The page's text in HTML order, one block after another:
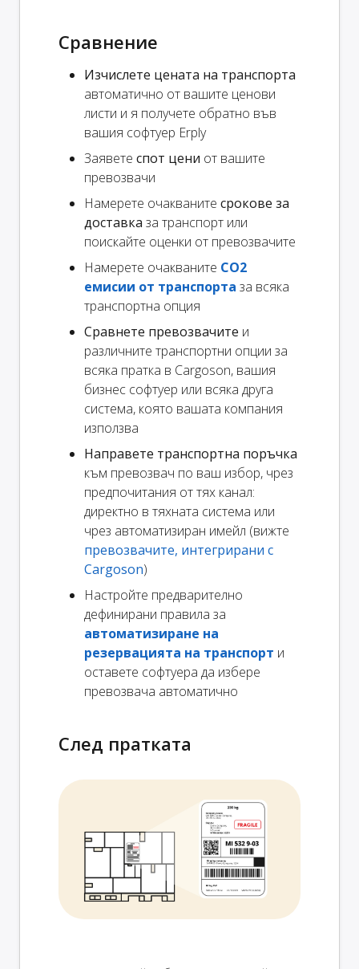
Сравнение
Изчислете цената на транспорта
автоматично от вашите ценови
листи и я получете обратно във
вашия софтуер Erply
Заявете спот цени от вашите
превозвачи
Намерете очакваните срокове за
доставка за транспорт или
поискайте оценки от превозвачите
Намерете очакваните CO2
емисии от транспорта за всяка
транспортна опция
Сравнете превозвачите и
различните транспортни опции за
всяка пратка в Cargoson, вашия
бизнес софтуер или всяка друга
система, която вашата компания
използва
Направете транспортна поръчка
към превозвач по ваш избор, чрез
предпочитания от тях канал:
директно в тяхната система или
чрез автоматизиран имейл (вижте
превозвачите, интегрирани с
Cargoson)
Настройте предварително
дефинирани правила за
автоматизиране на
резервацията на транспорт и
оставете софтуера да избере
превозвача автоматично
След пратката